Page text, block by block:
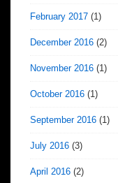
February 2017 (1)
December 2016 (2)
November 2016 (1)
October 2016 (1)
September 2016 (1)
July 2016 (3)
April 2016 (2)